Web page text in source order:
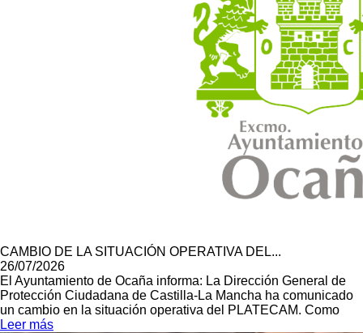
CAMBIO DE LA SITUACIÓN OPERATIVA DEL...
26/07/2026
El Ayuntamiento de Ocaña informa: La Dirección General de
Protección Ciudadana de Castilla-La Mancha ha comunicado
un cambio en la situación operativa del PLATECAM. Como
Leer más